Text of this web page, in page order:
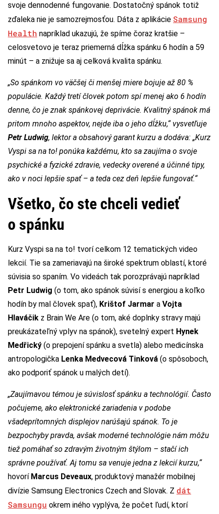
svoje dennodenné fungovanie. Dostatočný spánok totiž
zďaleka nie je samozrejmosťou. Dáta z aplikácie Samsung
Health napríklad ukazujú, že spíme čoraz kratšie –
celosvetovo je teraz priemerná dĺžka spánku 6 hodín a 59
minút – a znižuje sa aj celková kvalita spánku.
„So spánkom vo väčšej či menšej miere bojuje až 80 %
populácie. Každý tretí človek potom spí menej ako 6 hodín
denne, čo je znak spánkovej deprivácie. Kvalitný spánok má
pritom mnoho aspektov, nejde iba o jeho dĺžku,“ vysvetľuje
Petr Ludwig, lektor a obsahový garant kurzu a dodáva: „Kurz
Vyspi sa na to! ponúka každému, kto sa zaujíma o svoje
psychické a fyzické zdravie, vedecky overené a účinné tipy,
ako v noci lepšie spať – a teda cez deň lepšie fungovať.“
Všetko, čo ste chceli vedieť
o spánku
Kurz Vyspi sa na to! tvorí celkom 12 tematických video
lekcií. Tie sa zameriavajú na široké spektrum oblastí, ktoré
súvisia so spaním. Vo videách tak porozprávajú napríklad
Petr Ludwig (o tom, ako spánok súvisí s energiou a koľko
hodín by mal človek spať), Krištof Jarmar a Vojta
Hlaváčik z Brain We Are (o tom, aké doplnky stravy majú
preukázateľný vplyv na spánok), svetelný expert Hynek
Medřický (o prepojení spánku a svetla) alebo medicínska
antropologička Lenka Medvecová Tinková (o spôsoboch,
ako podporiť spánok u malých detí).
„Zaujímavou témou je súvislosť spánku a technológií. Často
počujeme, ako elektronické zariadenia v podobe
všadeprítomných displejov narúšajú spánok. To je
bezpochyby pravda, avšak moderné technológie nám môžu
tiež pomáhať so zdravým životným štýlom – stačí ich
správne používať. Aj tomu sa venuje jedna z lekcií kurzu,“
hovorí Marcus Deveaux, produktový manažér mobilnej
divízie Samsung Electronics Czech and Slovak. Z dát
Samsungu okrem iného vyplýva, že počet ľudí, ktorí